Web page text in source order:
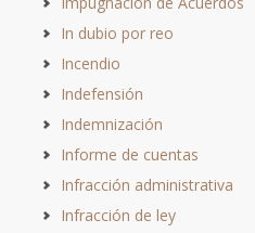
In dubio por reo
Incendio
Indefensión
Indemnización
Informe de cuentas
Infracción administrativa
Infracción de ley